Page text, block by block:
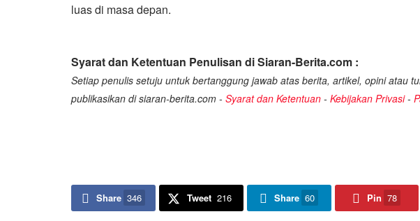
luas di masa depan.
Syarat dan Ketentuan Penulisan di Siaran-Berita.com :
Setiap penulis setuju untuk bertanggung jawab atas berita, artikel, opini atau
publikasikan di siaran-berita.com - Syarat dan Ketentuan - Kebijakan Privasi-
Share 346 Tweet 216 Share 60 Pin 78